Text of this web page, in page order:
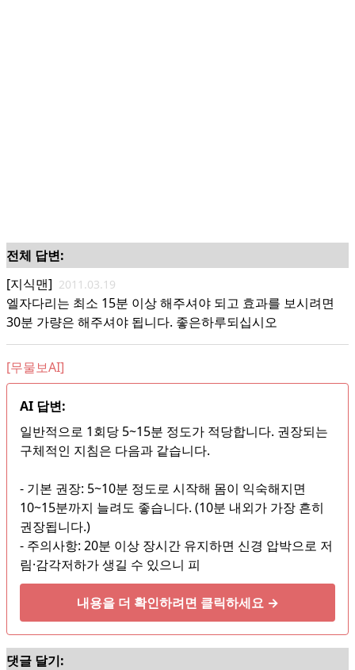
전체 답변:
[지식맨] 2011.03.19
엘자다리는 최소 15분 이상 해주셔야 되고 효과를 보시려면
30분 가량은 해주셔야 됩니다. 좋은하루되십시오
[무물보AI]
AI 답변:
일반적으로 1회당 5~15분 정도가 적당합니다. 권장되는
구체적인 지침은 다음과 같습니다.
- 기본 권장: 5~10분 정도로 시작해 몸이 익숙해지면
10~15분까지 늘려도 좋습니다. (10분 내외가 가장 흔히
권장됩니다.)
- 주의사항: 20분 이상 장시간 유지하면 신경 압박으로 저
림·감각저하가 생길 수 있으니 피
내용을 더 확인하려면 클릭하세요 →
댓글 달기: